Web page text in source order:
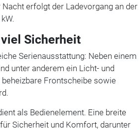
erfolgt der Ladevorgang an der
Sicherheit
Serienausstattung: Neben einem
unter anderem ein Licht- und
Frontscheibe sowie
als Bedienelement. Eine breite
Sicherheit und Komfort, darunter